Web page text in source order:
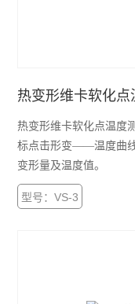
热变形维卡软化点
热变形维卡软化点温度
标点击形变——温度曲
变形量及温度值。
型号：VS-3